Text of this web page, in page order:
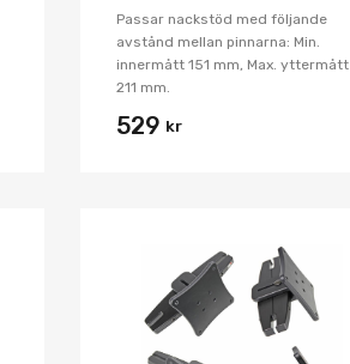
Passar nackstöd med följande
avstånd mellan pinnarna: Min.
innermått 151 mm, Max. yttermått
211 mm.
529 kr